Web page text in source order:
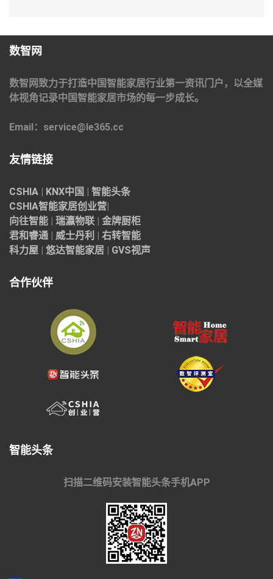
数智网
数智网致力于打造中国智能家居行业第一资讯门户，以全媒
体视角记录中国智能家居市场的每一步成长。
Email：service@le365.cc
友情链接
CSHIA | KNX中国 | 智能头条
CSHIA智能家居创业营|
向往智能 | 瑞瀛物联 | 金牌厨柜
君和睿通 | 威士丹利 | 右转智能
科力屋 | 悠达智能家居 | GVS视声
合作伙伴
智能头条
扫描二维码安装智能头条手机APP